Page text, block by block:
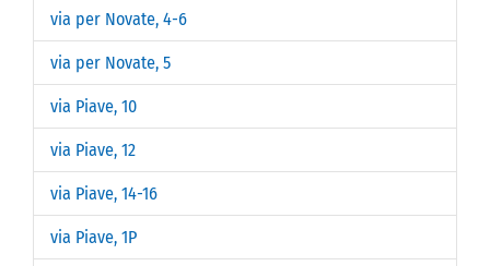
via per Novate, 4-6
via per Novate, 5
via Piave, 10
via Piave, 12
via Piave, 14-16
via Piave, 1P